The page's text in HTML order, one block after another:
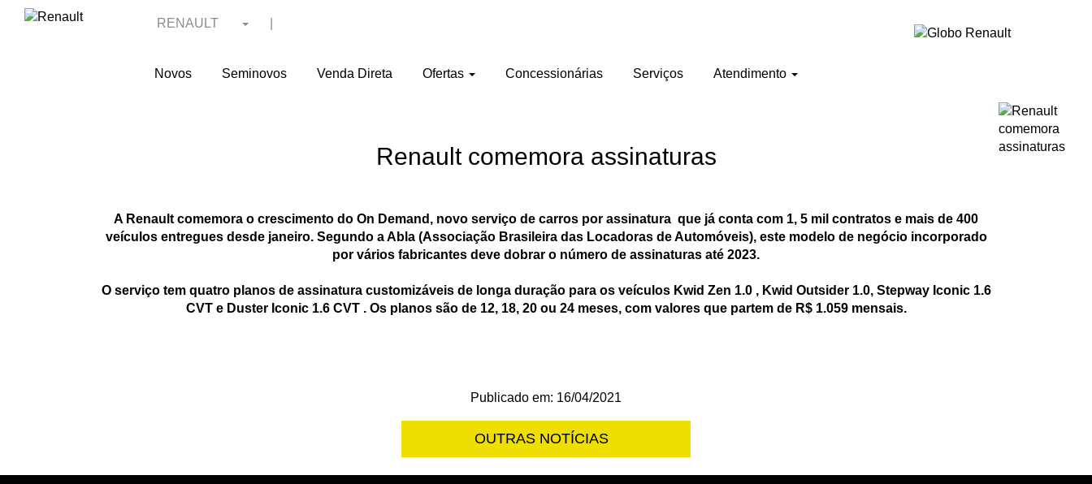
RENAULT
Novos Seminovos Venda Direta Ofertas Concessionárias Serviços Atendimento
Renault comemora assinaturas
A Renault comemora o crescimento do On Demand, novo serviço de carros por assinatura que já conta com 1, 5 mil contratos e mais de 400
veículos entregues desde janeiro. Segundo a Abla (Associação Brasileira das Locadoras de Automóveis), este modelo de negócio incorporado
por vários fabricantes deve dobrar o número de assinaturas até 2023.
O serviço tem quatro planos de assinatura customizáveis de longa duração para os veículos Kwid Zen 1.0 , Kwid Outsider 1.0, Stepway Iconic 1.6
CVT e Duster Iconic 1.6 CVT . Os planos são de 12, 18, 20 ou 24 meses, com valores que partem de R$ 1.059 mensais.
Publicado em: 16/04/2021
OUTRAS NOTÍCIAS